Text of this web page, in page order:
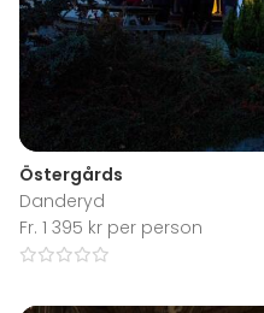
Östergårds
Danderyd
Fr. 1 395 kr per person